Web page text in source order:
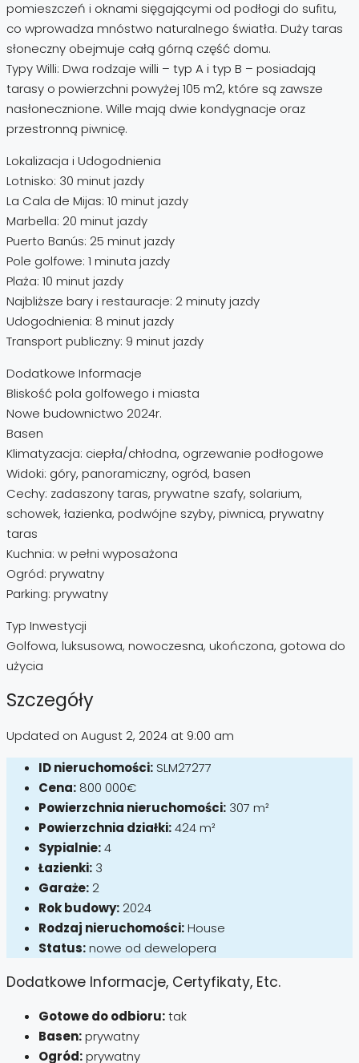
pomieszczeń i oknami sięgającymi od podłogi do sufitu,
co wprowadza mnóstwo naturalnego światła. Duży taras
słoneczny obejmuje całą górną część domu.
Typy Willi: Dwa rodzaje willi – typ A i typ B – posiadają
tarasy o powierzchni powyżej 105 m2, które są zawsze
nasłonecznione. Wille mają dwie kondygnacje oraz
przestronną piwnicę.
Lokalizacja i Udogodnienia
Lotnisko: 30 minut jazdy
La Cala de Mijas: 10 minut jazdy
Marbella: 20 minut jazdy
Puerto Banús: 25 minut jazdy
Pole golfowe: 1 minuta jazdy
Plaża: 10 minut jazdy
Najbliższe bary i restauracje: 2 minuty jazdy
Udogodnienia: 8 minut jazdy
Transport publiczny: 9 minut jazdy
Dodatkowe Informacje
Bliskość pola golfowego i miasta
Nowe budownictwo 2024r.
Basen
Klimatyzacja: ciepła/chłodna, ogrzewanie podłogowe
Widoki: góry, panoramiczny, ogród, basen
Cechy: zadaszony taras, prywatne szafy, solarium,
schowek, łazienka, podwójne szyby, piwnica, prywatny
taras
Kuchnia: w pełni wyposażona
Ogród: prywatny
Parking: prywatny
Typ Inwestycji
Golfowa, luksusowa, nowoczesna, ukończona, gotowa do
użycia
Szczegóły
Updated on August 2, 2024 at 9:00 am
ID nieruchomości: SLM27277
Cena: 800 000€
Powierzchnia nieruchomości: 307 m²
Powierzchnia działki:424 m²
Sypialnie:4
Łazienki: 3
Garaże: 2
Rok budowy: 2024
Rodzaj nieruchomości:House
Status:nowe od dewelopera
Dodatkowe Informacje, Certyfikaty, Etc.
Gotowe do odbioru:tak
Basen:prywatny
Ogród:prywatny